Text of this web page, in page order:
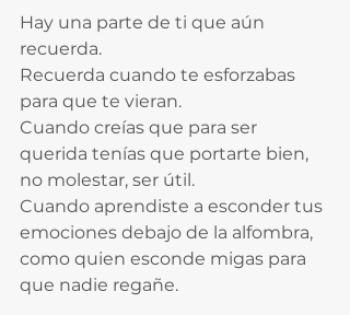
Hay una parte de ti que aún
recuerda.
Recuerda cuando te esforzabas
para que te vieran.
Cuando creías que para ser
querida tenías que portarte bien,
no molestar, ser útil.
Cuando aprendiste a esconder tus
emociones debajo de la alfombra,
como quien esconde migas para
que nadie regañe.